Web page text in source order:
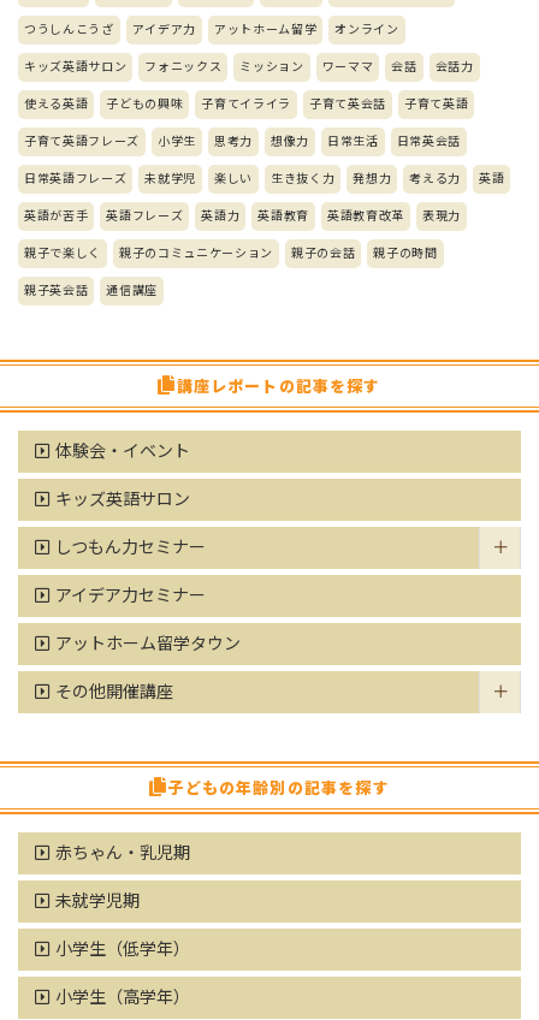
つうしんこうざ アイデア力 アットホーム留学 オンライン
キッズ英語サロン フォニックス ミッション ワーママ 会話 会話力
使える英語 子どもの興味 子育てイライラ 子育て英会話 子育て英語
子育て英語フレーズ 小学生 思考力 想像力 日常生活 日常英会話
日常英語フレーズ 未就学児 楽しい 生き抜く力 発想力 考える力 英語
英語が苦手 英語フレーズ 英語力 英語教育 英語教育改革 表現力
親子で楽しく 親子のコミュニケーション 親子の会話 親子の時間
親子英会話 通信講座
講座レポートの記事を探す
体験会・イベント
キッズ英語サロン
しつもん力セミナー
アイデア力セミナー
アットホーム留学タウン
その他開催講座
子どもの年齢別の記事を探す
赤ちゃん・乳児期
未就学児期
小学生（低学年）
小学生（高学年）